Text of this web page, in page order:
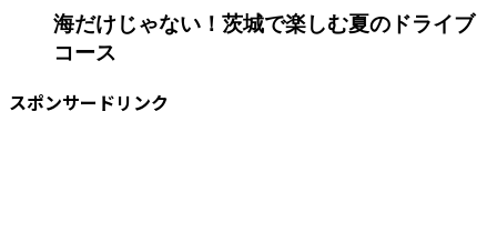
海だけじゃない！茨城で楽しむ夏のドライブ
コース
スポンサードリンク